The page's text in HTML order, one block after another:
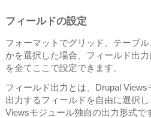
フィールドの設定
フォーマットでグリッド、テーブ
かを選択した場合、フィールド出
を全てここで設定できます。
フィールド出力とは、Drupal Views
出力するフィールドを自由に選択
Viewsモジュール独自の出力形式で